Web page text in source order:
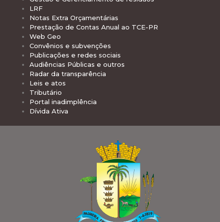
LRF
Notas Extra Orçamentárias
Prestação de Contas Anual ao TCE-PR
Web Geo
Convênios e subvenções
Publicações e redes sociais
Audiências Públicas e outros
Radar da transparência
Leis e atos
Tributário
Portal inadimplência
Dívida Ativa